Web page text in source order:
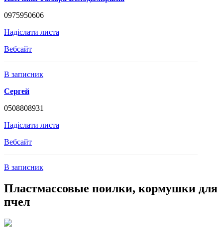
0975950606
Надіслати листа
Вебсайт
В записник
Сергей
0508808931
Надіслати листа
Вебсайт
В записник
Пластмассовые поилки, кормушки для
пчел